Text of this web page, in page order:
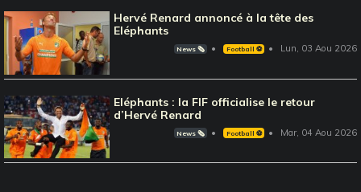
Hervé Renard annoncé à la tête des
Eléphants
News 🗞️ Football ⚽️ Lun, 03 Aou 2026
Eléphants : la FIF officialise le retour
d’Hervé Renard
News 🗞️ Football ⚽️ Mar, 04 Aou 2026